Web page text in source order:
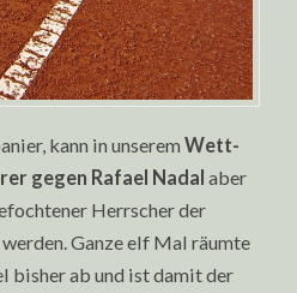
kann in unseremWett-
gegen Rafael Nadal aber
Herrscher der
Ganze elf Mal räumte
bisher ab und ist damit der